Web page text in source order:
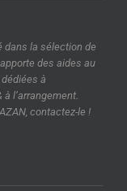
dans la sélection de
des aides au
à
l’arrangement.
contactez-le !